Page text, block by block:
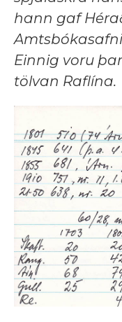
hann gaf
Einnig voru
tölvan Raflína.